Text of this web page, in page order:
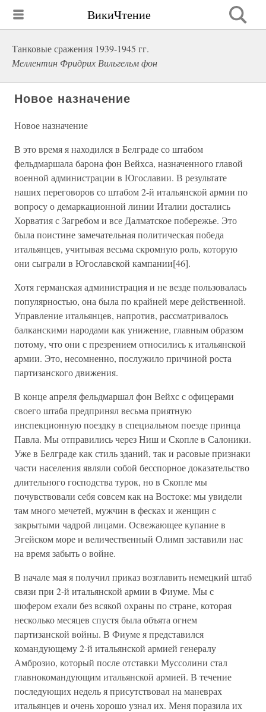
ВикиЧтение
Танковые сражения 1939-1945 гг.
Меллентин Фридрих Вильгельм фон
Новое назначение
Новое назначение
В это время я находился в Белграде со штабом
фельдмаршала барона фон Вейхса, назначенного главой
военной администрации в Югославии. В результате
наших переговоров со штабом 2-й итальянской армии по
вопросу о демаркационной линии Италии достались
Хорватия с Загребом и все Далматское побережье. Это
была поистине замечательная политическая победа
итальянцев, учитывая весьма скромную роль, которую
они сыграли в Югославской кампании[46].
Хотя германская администрация и не везде пользовалась
популярностью, она была по крайней мере действенной.
Управление итальянцев, напротив, рассматривалось
балканскими народами как унижение, главным образом
потому, что они с презрением относились к итальянской
армии. Это, несомненно, послужило причиной роста
партизанского движения.
В конце апреля фельдмаршал фон Вейхс с офицерами
своего штаба предпринял весьма приятную
инспекционную поездку в специальном поезде принца
Павла. Мы отправились через Ниш и Скопле в Салоники.
Уже в Белграде как стиль зданий, так и расовые признаки
части населения являли собой бесспорное доказательство
длительного господства турок, но в Скопле мы
почувствовали себя совсем как на Востоке: мы увидели
там много мечетей, мужчин в фесках и женщин с
закрытыми чадрой лицами. Освежающее купание в
Эгейском море и величественный Олимп заставили нас
на время забыть о войне.
В начале мая я получил приказ возглавить немецкий штаб
связи при 2-й итальянской армии в Фиуме. Мы с
шофером ехали без всякой охраны по стране, которая
несколько месяцев спустя была объята огнем
партизанской войны. В Фиуме я представился
командующему 2-й итальянской армией генералу
Амброзио, который после отставки Муссолини стал
главнокомандующим итальянской армией. В течение
последующих недель я присутствовал на маневрах
итальянцев и очень хорошо узнал их. Меня поразила их